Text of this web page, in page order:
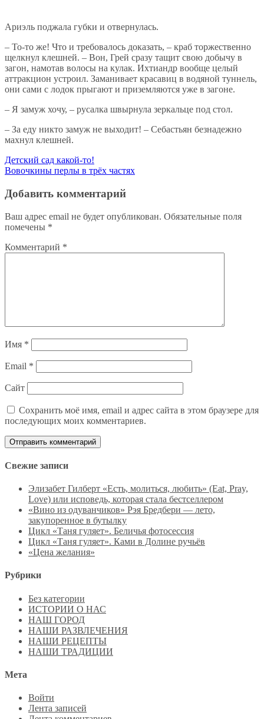
Ариэль поджала губки и отвернулась.
– То-то же! Что и требовалось доказать, – краб торжественно
щелкнул клешней. – Вон, Грей сразу тащит свою добычу в
загон, намотав волосы на кулак. Ихтиандр вообще целый
аттракцион устроил. Заманивает красавиц в водяной туннель,
они сами с лодок прыгают и приземляются уже в загоне.
– Я замуж хочу, – русалка швырнула зеркальце под стол.
– За еду никто замуж не выходит! – Себастьян безнадежно
махнул клешней.
Навигация
по
записям
Детский сад какой-то!
Вовочкины перлы в трёх частях
Добавить комментарий
Ваш адрес email не будет опубликован. Обязательные поля
помечены *
Комментарий *
Имя *
Email *
Сайт
Сохранить моё имя, email и адрес сайта в этом браузере для
последующих моих комментариев.
Свежие записи
Элизабет Гилберт «Есть, молиться, любить» (Eat, Pray,
Love) или исповедь, которая стала бестселлером
«Вино из одуванчиков» Рэя Бредбери — лето,
закупоренное в бутылку
Цикл «Таня гуляет». Беличья фотосессия
Цикл «Таня гуляет». Ками в Долине ручьёв
«Цена желания»
Рубрики
Без категории
ИСТОРИИ О НАС
НАШ ГОРОД
НАШИ РАЗВЛЕЧЕНИЯ
НАШИ РЕЦЕПТЫ
НАШИ ТРАДИЦИИ
Мета
Войти
Лента записей